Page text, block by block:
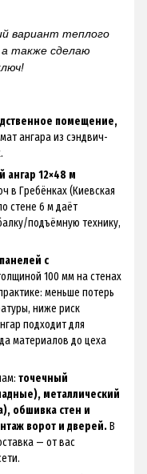
вариант теплого
также сделаю
помещение,
ангара из сэндвич-
12×48 м
в Гребёнках (Киевская
стене 6 м даёт
подъёмную технику,
с
100 мм на стенах
меньше потерь
ниже риск
подходит для
материалов до цеха
точечный
металлический
обшивка стен и
ворот и дверей.В
— от вас